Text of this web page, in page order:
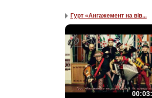
Гурт «Ангажемент на вів...